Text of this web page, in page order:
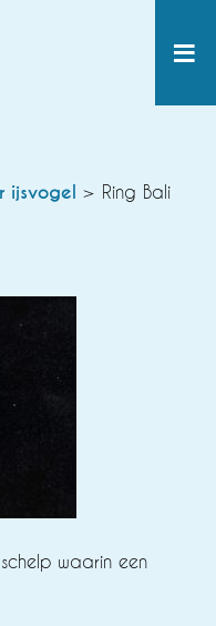
ijsvogel > Ring Bali
waarin een